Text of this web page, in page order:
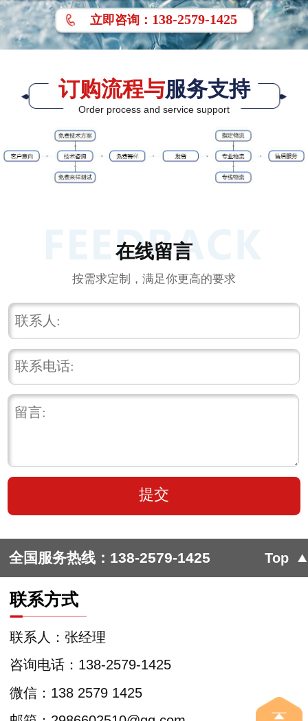
立即咨询 ： 138-2579-1425
订购流程与服务支持
Order process and service support
在线留言
按需求定制，满足你更高的要求
全国服务热线： 138-2579-1425 Top
联系方式
咨询电话：138-2579-1425
联系人：张经理
微信：138 2579 1425